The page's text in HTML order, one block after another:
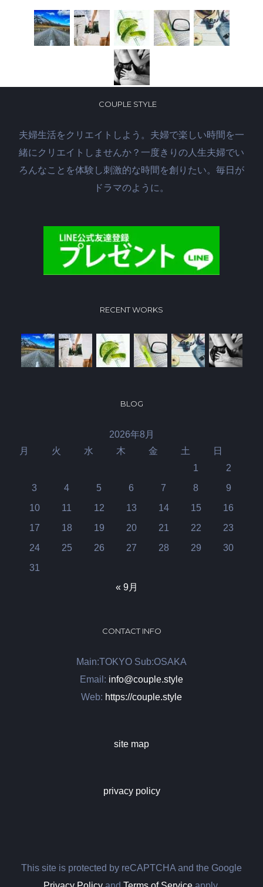
COUPLE STYLE
夫婦生活をクリエイトしよう。夫婦で楽しい時間を一
緒にクリエイトしませんか？一度きりの人生夫婦でい
ろんなことを体験し刺激的な時間を創りたい。毎日が
ドラマのように。
RECENT WORKS
BLOG
2026年8月
月 火 水 木 金 土 日
1
2
3
4 5 6 7 8
9
10
11 12 13 14 15
16
17
18 19 20 21 22
23
24
25 26 27 28 29
30
31
« 9月
CONTACT INFO
Main:TOKYO Sub:OSAKA
Email: info@couple.style
Web: https://couple.style
site map
privacy policy
This site is protected by reCAPTCHA and the Google